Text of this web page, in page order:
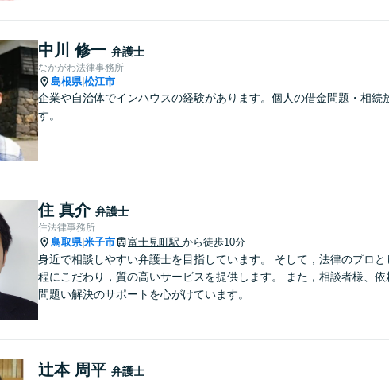
中川 修一 弁護士
なかがわ法律事務所
島根県|松江市
企業や自治体でインハウスの経験があります。個人の借金問題・相
す。
住 真介 弁護士
住法律事務所
鳥取県|米子市 富士見町駅 から徒歩10分
身近で相談しやすい弁護士を目指しています。 そして，法律のプロ
程にこだわり，質の高いサービスを提供します。 また，相談者様、
問題い解決のサポートを心がけています。
辻本 周平 弁護士